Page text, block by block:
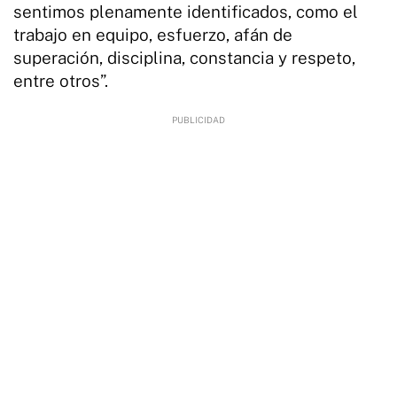
sentimos plenamente identificados, como el
trabajo en equipo, esfuerzo, afán de
superación, disciplina, constancia y respeto,
entre otros”.